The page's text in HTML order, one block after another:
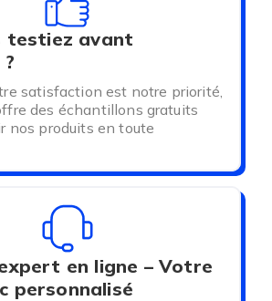
capteurs de haute technologie
fiables.
avec des écrans tactiles,
intuitive.
De nombreux modèles sont
ou Wi-Fi pour synchroniser
votre smartphone ou tablette,
résultats sont souvent
moins de cinq secondes.
testiez avant
satisfaction est notre priorité,
des échantillons gratuits
nos produits en toute
en ligne – Votre
personnalisé